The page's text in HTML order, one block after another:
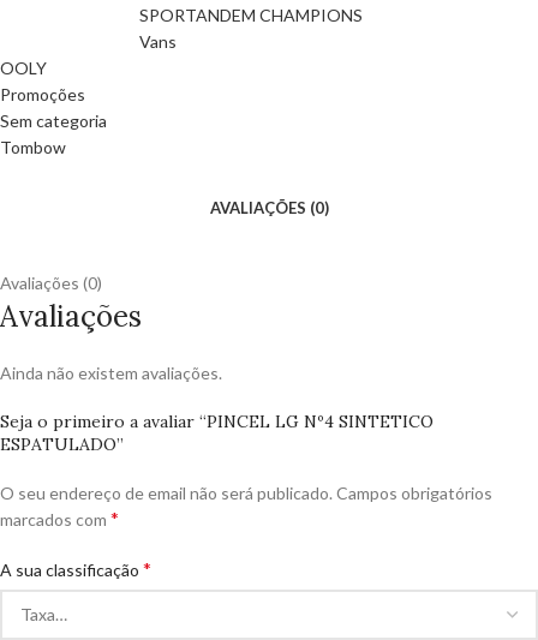
SPORTANDEM CHAMPIONS
Vans
OOLY
Promoções
Sem categoria
Tombow
AVALIAÇÕES (0)
Avaliações (0)
Avaliações
Ainda não existem avaliações.
Seja o primeiro a avaliar “PINCEL LG Nº4 SINTETICO
ESPATULADO”
O seu endereço de email não será publicado. Campos obrigatórios
marcados com *
A sua classificação *